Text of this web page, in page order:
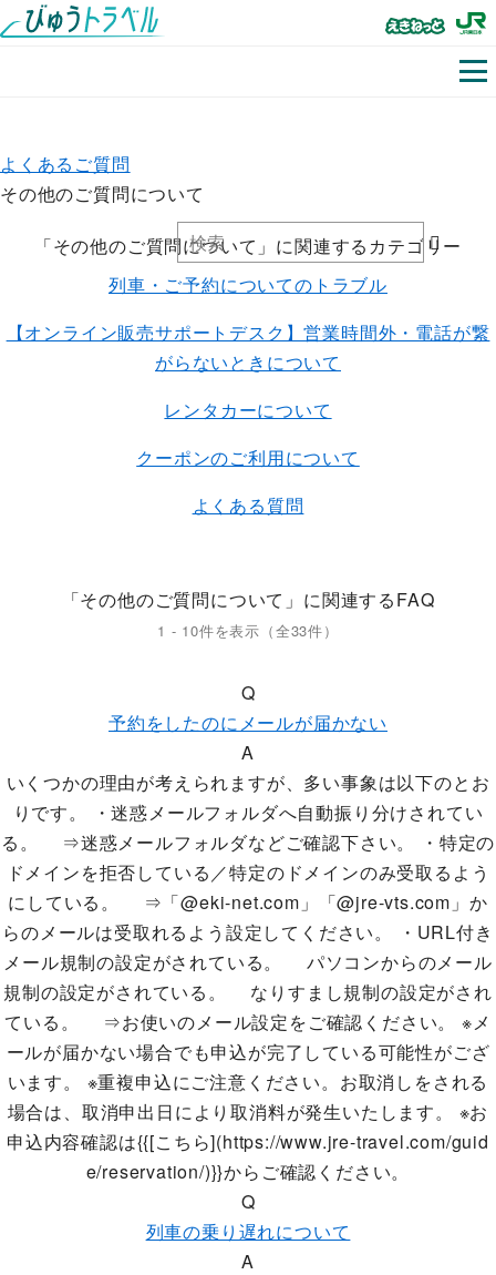
よくあるご質問
その他のご質問について
「その他のご質問について」に関連するカテゴリー
列車・ご予約についてのトラブル
【オンライン販売サポートデスク】営業時間外・電話が繋
がらないときについて
レンタカーについて
クーポンのご利用について
よくある質問
「その他のご質問について」に関連するFAQ
1 - 10件を表示（全33件）
Q
予約をしたのにメールが届かない
A
いくつかの理由が考えられますが、多い事象は以下のとお
りです。 ・迷惑メールフォルダへ自動振り分けされてい
る。 ⇒迷惑メールフォルダなどご確認下さい。 ・特定の
ドメインを拒否している／特定のドメインのみ受取るよう
にしている。 ⇒「@eki-net.com」「@jre-vts.com」か
らのメールは受取れるよう設定してください。 ・URL付き
メール規制の設定がされている。 パソコンからのメール
規制の設定がされている。 なりすまし規制の設定がされ
ている。 ⇒お使いのメール設定をご確認ください。 ※メ
ールが届かない場合でも申込が完了している可能性がござ
います。 ※重複申込にご注意ください。お取消しをされる
場合は、取消申出日により取消料が発生いたします。 ※お
申込内容確認は{{[こちら](https://www.jre-travel.com/guid
e/reservation/)}}からご確認ください。
Q
列車の乗り遅れについて
A